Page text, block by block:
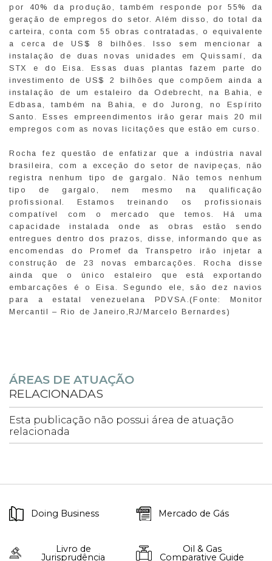
por 40% da produção, também responde por 55% da
geração de empregos do setor. Além disso, do total da
carteira, conta com 55 obras contratadas, o equivalente
a cerca de US$ 8 bilhões. Isso sem mencionar a
instalação de duas novas unidades em Quissamí, da
STX e do Eisa. Essas duas plantas fazem parte do
investimento de US$ 2 bilhões que compõem ainda a
instalação de um estaleiro da Odebrecht, na Bahia, e
Edbasa, também na Bahia, e do Jurong, no Espírito
Santo. Esses empreendimentos irão gerar mais 20 mil
empregos com as novas licitações que estão em curso.
Rocha fez questão de enfatizar que a indústria naval
brasileira, com a exceção do setor de navipeças, não
registra nenhum tipo de gargalo. Não temos nenhum
tipo de gargalo, nem mesmo na qualificação
profissional. Estamos treinando os profissionais
compatível com o mercado que temos. Há uma
capacidade instalada onde as obras estão sendo
entregues dentro dos prazos, disse, informando que as
encomendas do Promef da Transpetro irão injetar a
construção de 23 novas embarcações. Rocha disse
ainda que o único estaleiro que está exportando
embarcações é o Eisa. Segundo ele, são dez navios
para a estatal venezuelana PDVSA.(Fonte: Monitor
Mercantil – Rio de Janeiro,RJ/Marcelo Bernardes)
ÁREAS DE ATUAÇÃO
RELACIONADAS
Esta publicação não possui área de atuação
relacionada
Doing Business Mercado de Gás
Livro de
Jurisprudência
Oil & Gas
Comparative Guide